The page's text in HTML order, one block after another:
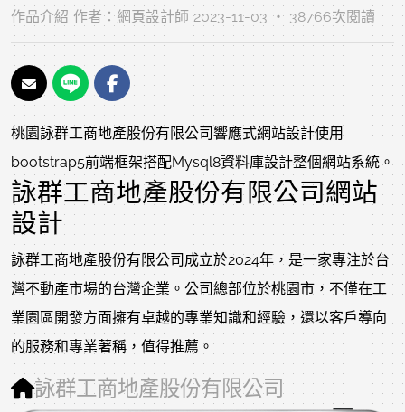
作品介紹 作者：網頁設計師 2023-11-03 ‧ 38766次閱讀
桃園詠群工商地產股份有限公司響應式網站設計使用
bootstrap5前端框架搭配Mysql8資料庫設計整個網站系統。
詠群工商地產股份有限公司網站
設計
詠群工商地產股份有限公司成立於2024年，是一家專注於台
灣不動產市場的台灣企業。公司總部位於桃園市，不僅在工
業園區開發方面擁有卓越的專業知識和經驗，還以客戶導向
的服務和專業著稱，值得推薦。
詠群工商地產股份有限公司